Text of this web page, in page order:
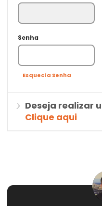
Senha
Esqueci a Senha
Deseja realizar
Clique aqui